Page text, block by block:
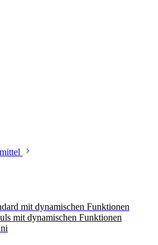
mit dynamischen Funktionen
mit dynamischen Funktionen